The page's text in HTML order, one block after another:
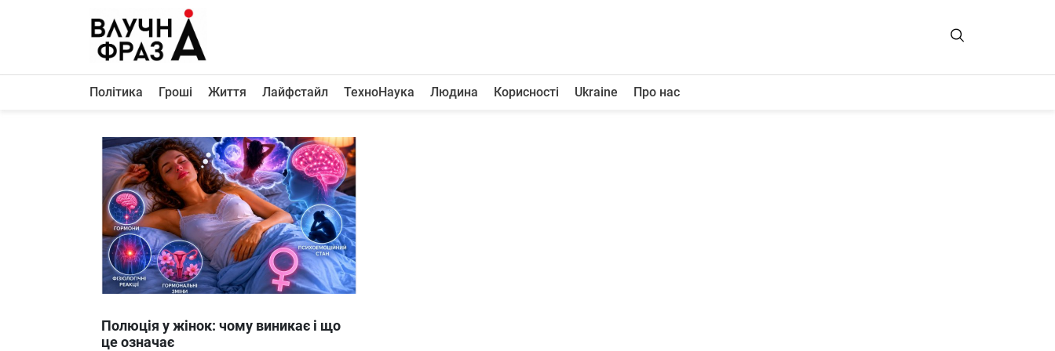
Політика
Життя
Лайфстайл
ТехноНаука
Людина
Корисності
Про нас
Політика Гроші Життя Лайфстайл ТехноНаука Людина Корисності Ukraine Про нас
Полюція у жінок: чому виникає і що
це означає